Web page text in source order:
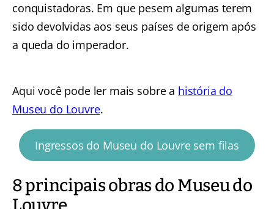
conquistadoras. Em que pesem algumas terem
sido devolvidas aos seus países de origem após
a queda do imperador.
Aqui você pode ler mais sobre a história do
Museu do Louvre.
Ingressos do Museu do Louvre sem filas
8 principais obras do Museu do